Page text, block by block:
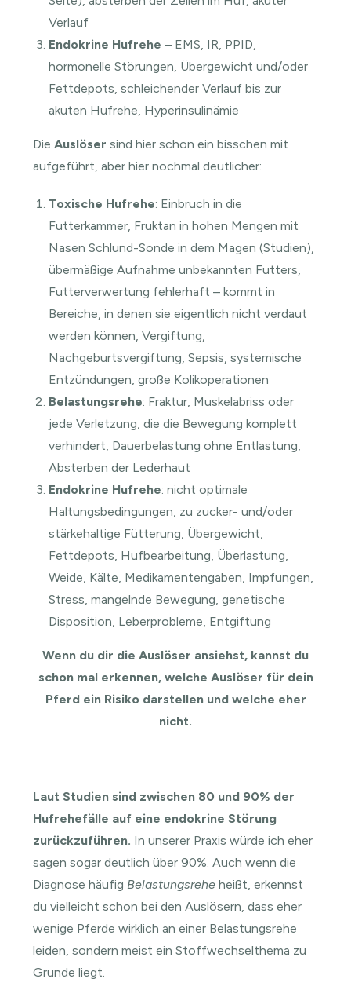
Verlauf
Endokrine Hufrehe – EMS, IR, PPID,
hormonelle Störungen, Übergewicht und/oder
Fettdepots, schleichender Verlauf bis zur
akuten Hufrehe, Hyperinsulinämie
DieAuslösersind hier schon ein bisschen mit
aufgeführt, aber hier nochmal deutlicher:
Toxische Hufrehe: Einbruch in die
Futterkammer, Fruktan in hohen Mengen mit
Nasen Schlund-Sonde in dem Magen (Studien),
übermäßige Aufnahme unbekannten Futters,
Futterverwertung fehlerhaft – kommt in
Bereiche, in denen sie eigentlich nicht verdaut
werden können, Vergiftung,
Nachgeburtsvergiftung, Sepsis, systemische
Entzündungen, große Kolikoperationen
Belastungsrehe: Fraktur, Muskelabriss oder
jede Verletzung, die die Bewegung komplett
verhindert, Dauerbelastung ohne Entlastung,
Absterben der Lederhaut
Endokrine Hufrehe: nicht optimale
Haltungsbedingungen, zu zucker- und/oder
stärkehaltige Fütterung, Übergewicht,
Fettdepots, Hufbearbeitung, Überlastung,
Weide, Kälte, Medikamentengaben, Impfungen,
Stress, mangelnde Bewegung, genetische
Disposition, Leberprobleme, Entgiftung
Wenn du dir die Auslöser ansiehst, kannst du
schon mal erkennen, welche Auslöser für dein
Pferd ein Risiko darstellen und welche eher
nicht.
Laut Studien sind zwischen 80 und 90% der
Hufrehefälle auf eine endokrine Störung
zurückzuführen. In unserer Praxis würde ich eher
sagen sogar deutlich über 90%. Auch wenn die
Diagnose häufig Belastungsrehe heißt, erkennst
du vielleicht schon bei den Auslösern, dass eher
wenige Pferde wirklich an einer Belastungsrehe
leiden, sondern meist ein Stoffwechselthema zu
Grunde liegt.